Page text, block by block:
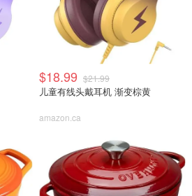
$18.99 $21.99
儿童有线头戴耳机 渐变棕黄
amazon.ca